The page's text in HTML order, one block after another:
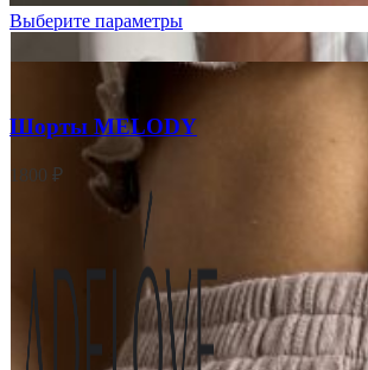
Выберите параметры
Шорты MELODY
1800 ₽